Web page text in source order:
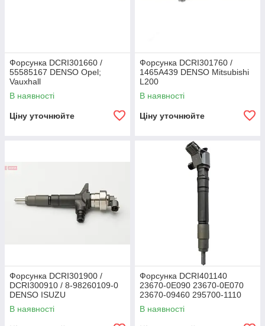
Форсунка DCRI301660 /
55585167 DENSO Opel;
Vauxhall
В наявності
Ціну уточнюйте
Форсунка DCRI301760 /
1465A439 DENSO Mitsubishi
L200
В наявності
Ціну уточнюйте
Форсунка DCRI301900 /
DCRI300910 / 8-98260109-0
DENSO ISUZU
В наявності
Форсунка DCRI401140
23670-0E090 23670-0E070
23670-09460 295700-1110
295700-1140 DENSO
TOYOTA HILUX
В наявності